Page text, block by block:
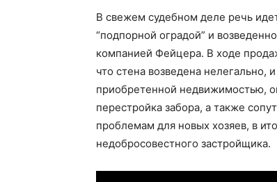
В свежем судебном деле речь
“подпорной оградой” и
компанией Фейцера. В ходе
что стена возведена нелегально,
приобретенной недвижимостью,
перестройка забора, а также
проблемам для новых хозяев, в
недобросовестного застройщика.